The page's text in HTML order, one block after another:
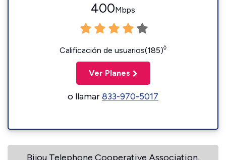
400Mbps
Calificación de usuarios(185)◊
Ver Planes
o llamar833-970-5017
Bijou Telephone Cooperative Association,